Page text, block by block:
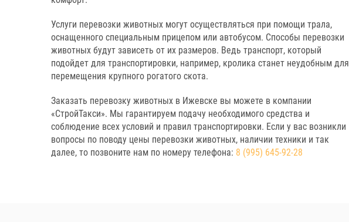
Услуги перевозки животных могут осуществляться при помощи трала,
оснащенного специальным прицепом или автобусом. Способы перевозки
животных будут зависеть от их размеров. Ведь транспорт, который
подойдет для транспортировки, например, кролика станет неудобным для
перемещения крупного рогатого скота.
Заказать перевозку животных в Ижевске вы можете в компании
«СтройТакси». Мы гарантируем подачу необходимого средства и
соблюдение всех условий и правил транспортировки. Если у вас возникли
вопросы по поводу цены перевозки животных, наличии техники и так
далее, то позвоните нам по номеру телефона: 8 (995) 645-92-28